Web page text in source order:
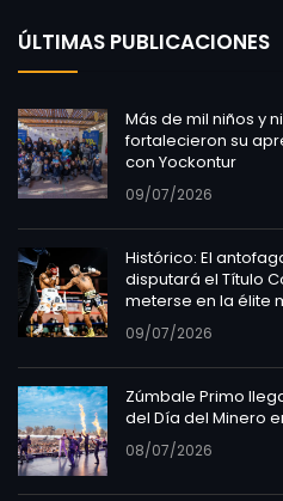
ÚLTIMAS PUBLICACIONES
Más de mil niños y
fortalecieron su
con Yockontur
09/07/2026
Histórico: El
disputará el Título
meterse en la élite
09/07/2026
Zúmbale Primo
del Día del Minero
08/07/2026